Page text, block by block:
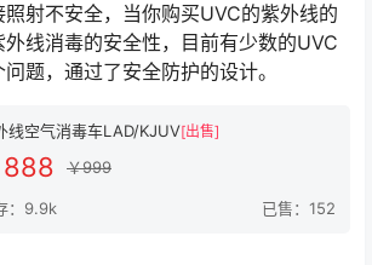
射不安全，当你购买UVC的紫外线的
线消毒的安全性，目前有少数的UVC
题，通过了安全防护的设计。
线空气消毒车LAD/KJUV[出售]
888 ￥999
：9.9k 已售：152